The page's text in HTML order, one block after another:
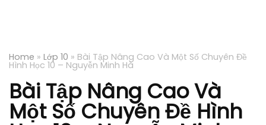
Home » Lớp 10 » Bài Tập Nâng Cao Và Một Số Chuyên Đề
Hình Học 10 – Nguyễn Minh Hà
Bài Tập Nâng Cao Và
Một Số Chuyên Đề Hình